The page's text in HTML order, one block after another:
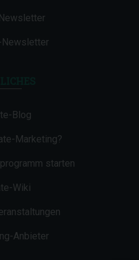
Newsletter
Blog
Marketing?
starten
Wiki
Anbieter